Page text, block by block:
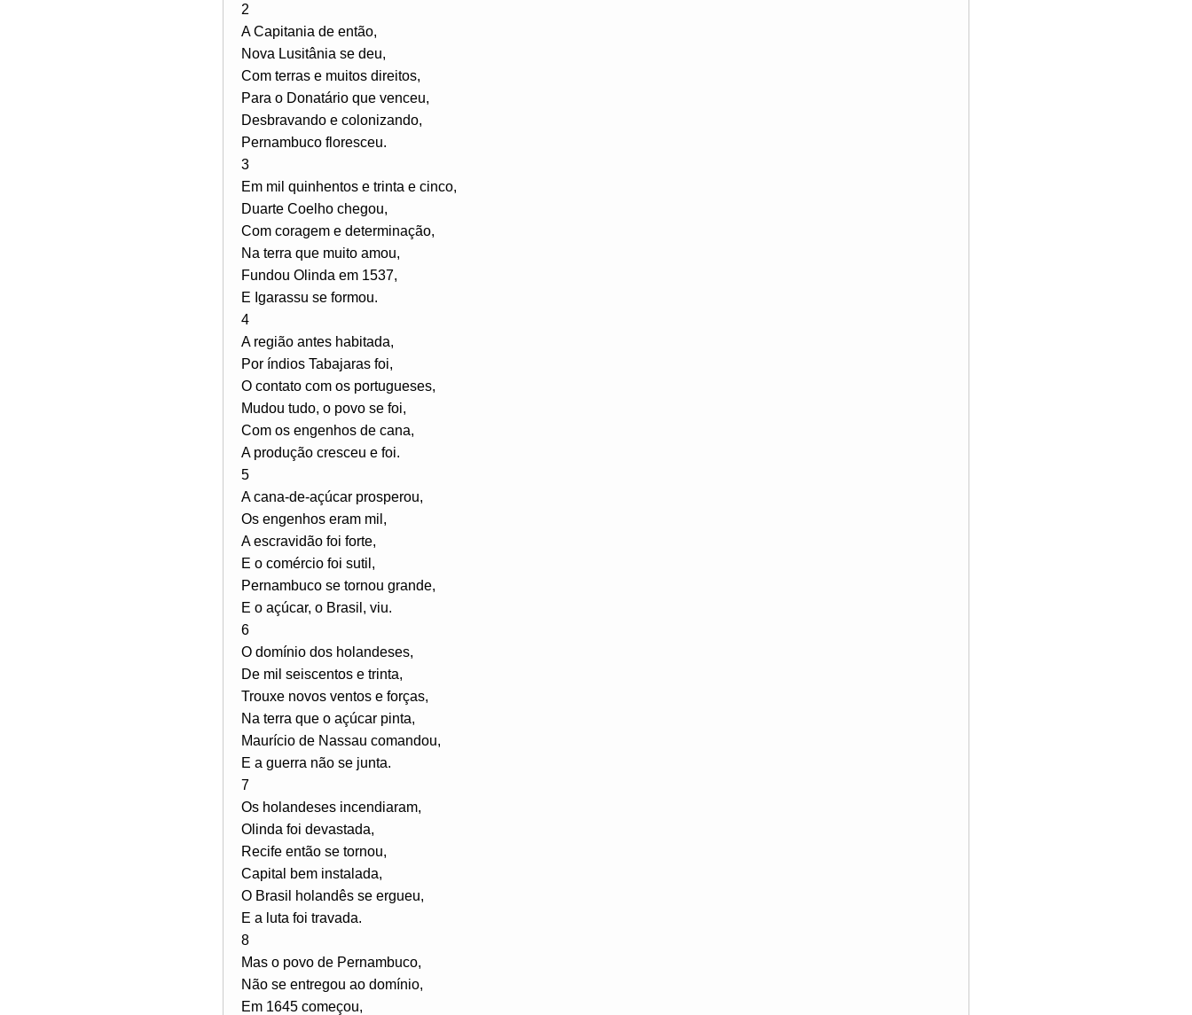
2
A Capitania de então,
Nova Lusitânia se deu,
Com terras e muitos direitos,
Para o Donatário que venceu,
Desbravando e colonizando,
Pernambuco floresceu.
3
Em mil quinhentos e trinta e cinco,
Duarte Coelho chegou,
Com coragem e determinação,
Na terra que muito amou,
Fundou Olinda em 1537,
E Igarassu se formou.
4
A região antes habitada,
Por índios Tabajaras foi,
O contato com os portugueses,
Mudou tudo, o povo se foi,
Com os engenhos de cana,
A produção cresceu e foi.
5
A cana-de-açúcar prosperou,
Os engenhos eram mil,
A escravidão foi forte,
E o comércio foi sutil,
Pernambuco se tornou grande,
E o açúcar, o Brasil, viu.
6
O domínio dos holandeses,
De mil seiscentos e trinta,
Trouxe novos ventos e forças,
Na terra que o açúcar pinta,
Maurício de Nassau comandou,
E a guerra não se junta.
7
Os holandeses incendiaram,
Olinda foi devastada,
Recife então se tornou,
Capital bem instalada,
O Brasil holandês se ergueu,
E a luta foi travada.
8
Mas o povo de Pernambuco,
Não se entregou ao domínio,
Em 1645 começou,